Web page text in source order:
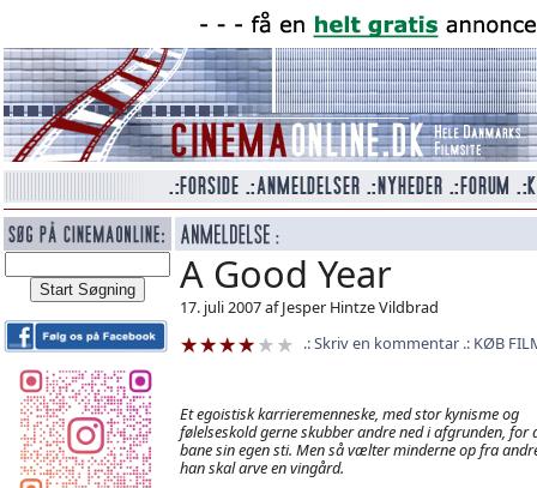
A Good Year
17. juli 2007 af Jesper Hintze Vildbrad
Skriv en kommentar
KØB
Et egoistisk karrieremenneske, med stor kynisme og
følelseskold gerne skubber andre ned i afgrunden, for
bane sin egen sti. Men så vælter minderne op fra
han skal arve en vingård.